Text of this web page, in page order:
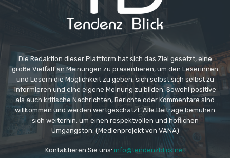
Die Redaktion dieser Plattform hat sich das Ziel gesetzt, eine
große Vielfalt an Meinungen zu präsentieren, um den Leserinnen
und Lesern die Möglichkeit zu geben, sich selbst sich selbst zu
informieren und eine eigene Meinung zu bilden. Sowohl positive
als auch kritische Nachrichten, Berichte oder Kommentare sind
willkommen und werden wertgeschätzt. Alle Beiträge bemühen
sich weiterhin, um einen respektvollen und höflichen
Umgangston. (Medienprojekt von VANA)
Kontaktieren Sie uns: info@tendenzblick.net